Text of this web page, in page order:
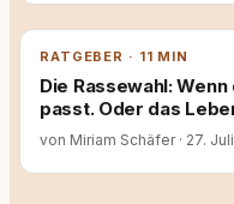
RATGEBER · 11 MIN
Die Rassewahl:
passt. Oder das
von Miriam Schäfer · 27.